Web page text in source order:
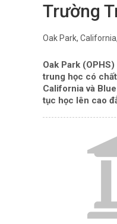
Trường
Oak Park,
Oak Park
trung học có
California và
tục học lên cao